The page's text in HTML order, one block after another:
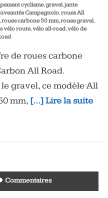
cyclisme,gravel,jante
Campagnolo,roues All
roues carbone 50 mm,roues gravel,
vélo route,vélo all-road,vélo de
de roues carbone
All Road.
gravel, ce modèle All
mm, […] Lire la suite
Commentaires